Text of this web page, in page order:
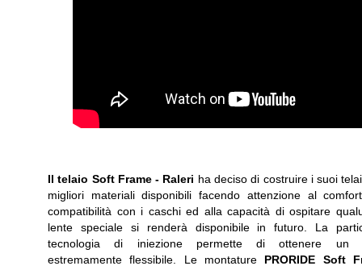
Il telaio Soft Frame - Raleri ha deciso di costruire i suoi
migliori materiali disponibili facendo attenzione al
compatibilità con i caschi ed alla capacità di ospitare
lente speciale si renderà disponibile in futuro. La
tecnologia di iniezione permette di ottenere un
estremamente flessibile. Le montature PRORIDE Soft